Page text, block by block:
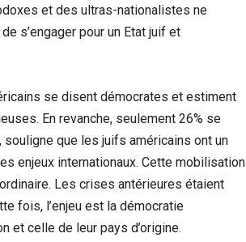
et des ultras-nationalistes ne
s’engager pour un Etat juif et
se disent démocrates et estiment
En revanche, seulement 26% se
que les juifs américains ont un
enjeux internationaux. Cette mobilisation
Les crises antérieures étaient
fois, l’enjeu est la démocratie
et celle de leur pays d’origine.